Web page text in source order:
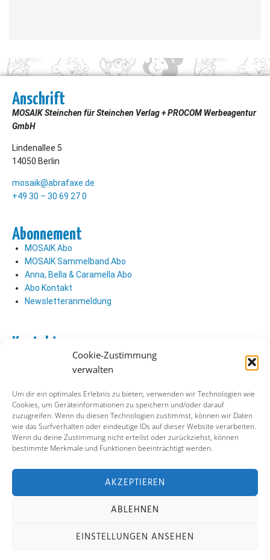
Cookie-Zustimmung
verwalten
Um dir ein optimales Erlebnis zu bieten, verwenden wir Technologien wie
Cookies, um Geräteinformationen zu speichern und/oder darauf
zuzugreifen. Wenn du diesen Technologien zustimmst, können wir Daten
wie das Surfverhalten oder eindeutige IDs auf dieser Website verarbeiten.
Wenn du deine Zustimmung nicht erteilst oder zurückziehst, können
bestimmte Merkmale und Funktionen beeinträchtigt werden.
AKZEPTIEREN
ABLEHNEN
EINSTELLUNGEN ANSEHEN
Anschrift
MOSAIK Steinchen für Steinchen Verlag + PROCOM Werbeagentur
GmbH
Lindenallee 5
14050 Berlin
mosaik@abrafaxe.de
+49 30 – 30 69 27 0
Abonnement
MOSAIK Abo
MOSAIK Sammelband Abo
Anna, Bella & Caramella Abo
Abo Kontakt
Newsletteranmeldung
Kontakt
Verlag Kontakt
Soziale Medien
Facebook
Instagram
Datenschutz Cookie-Richtlinie